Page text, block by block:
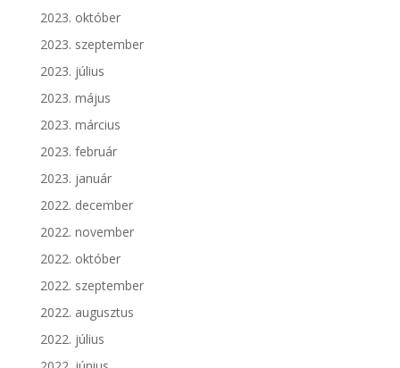
2023. október
2023. szeptember
2023. július
2023. május
2023. március
2023. február
2023. január
2022. december
2022. november
2022. október
2022. szeptember
2022. augusztus
2022. július